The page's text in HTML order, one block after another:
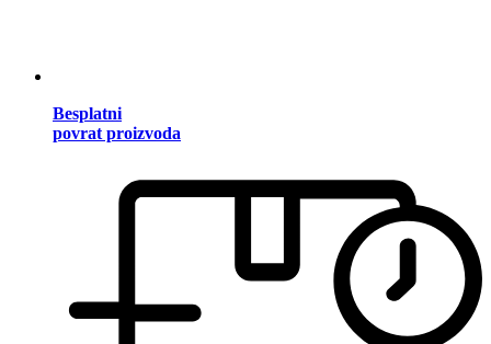
Besplatni
povrat proizvoda